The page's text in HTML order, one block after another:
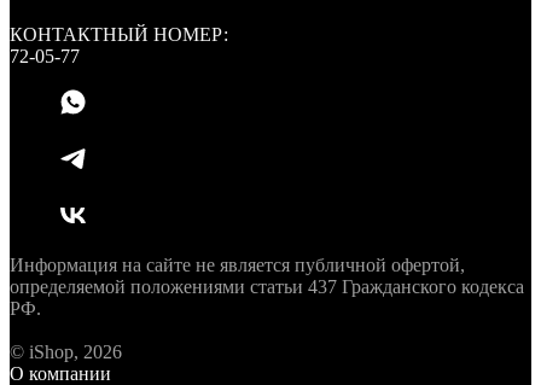
КОНТАКТНЫЙ НОМЕР:
72-05-77
Информация на сайте не является публичной офертой,
определяемой положениями статьи 437 Гражданского кодекса
РФ.
© iShop, 2026
О компании